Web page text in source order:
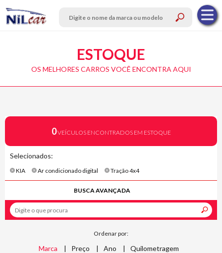
ESTOQUE
OS MELHORES CARROS VOCÊ ENCONTRA AQUI
0VEÍCULOS ENCONTRADOS EM ESTOQUE
Selecionados:
KIA Ar condicionado digital Tração 4x4
BUSCA AVANÇADA
Ordenar por:
Marca Preço Ano Quilometragem